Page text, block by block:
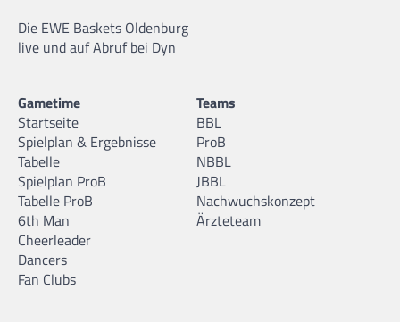
Die EWE Baskets Oldenburg
live und auf Abruf bei Dyn
Gametime
Startseite
Spielplan & Ergebnisse
Tabelle
Spielplan ProB
Tabelle ProB
6th Man
Cheerleader
Dancers
Fan Clubs
Teams
BBL
ProB
NBBL
JBBL
Nachwuchskonzept
Ärzteteam